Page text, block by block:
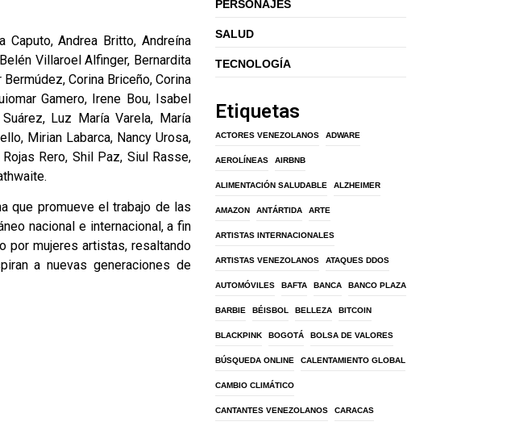
Andrea Britto, Andreína
Villaroel Alfinger, Bernardita
Corina Briceño, Corina
Gamero, Irene Bou, Isabel
Luz María Varela, María
Mirian Labarca, Nancy Urosa,
Rero, Shil Paz, Siul Rasse,
que promueve el trabajo de las
nacional e internacional, a fin
por mujeres artistas, resaltando
a nuevas generaciones de
PERSONAJES
SALUD
TECNOLOGÍA
Etiquetas
ACTORES VENEZOLANOS ADWARE
AEROLÍNEAS AIRBNB
ALIMENTACIÓN SALUDABLE ALZHEIMER
AMAZON ANTÁRTIDA ARTE
ARTISTAS INTERNACIONALES
ARTISTAS VENEZOLANOS ATAQUES DDOS
AUTOMÓVILES BAFTA BANCA BANCO PLAZA
BARBIE BÉISBOL BELLEZA BITCOIN
BLACKPINK BOGOTÁ BOLSA DE VALORES
BÚSQUEDA ONLINE CALENTAMIENTO GLOBAL
CAMBIO CLIMÁTICO
CANTANTES VENEZOLANOS CARACAS